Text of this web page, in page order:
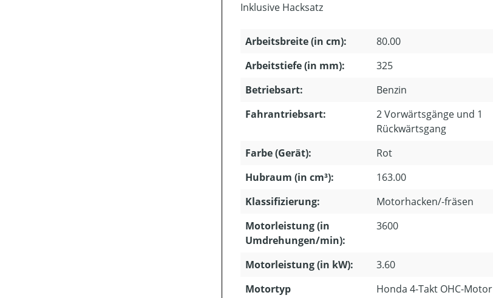
Inklusive Hacksatz
Arbeitsbreite (in cm):
80.00
Arbeitstiefe (in mm):
325
Betriebsart:
Benzin
Fahrantriebsart:
2 Vorwärtsgänge und 1
Rückwärtsgang
Farbe (Gerät):
Rot
Hubraum (in cm³):
163.00
Klassifizierung:
Motorhacken/-fräsen
Motorleistung (in
Umdrehungen/min):
3600
Motorleistung (in kW):
3.60
Motortyp
Honda 4-Takt OHC-Motor